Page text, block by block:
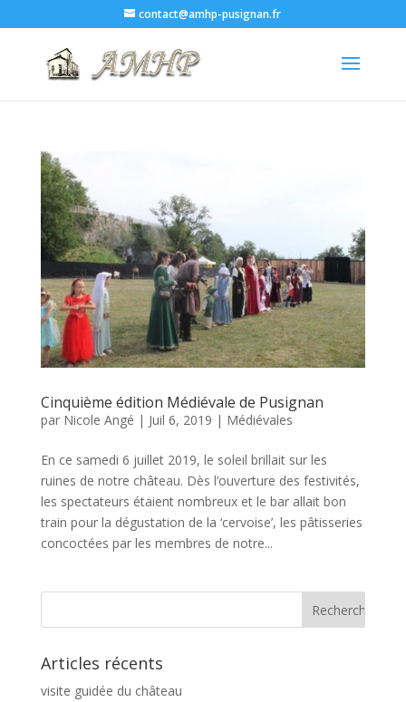
contact@amhp-pusignan.fr
Cinquième édition Médiévale de Pusignan
par Nicole Angé | Juil 6, 2019 | Médiévales
En ce samedi 6 juillet 2019, le soleil brillait sur les
ruines de notre château. Dès l’ouverture des festivités,
les spectateurs étaient nombreux et le bar allait bon
train pour la dégustation de la ‘cervoise’, les pâtisseries
concoctées par les membres de notre...
Articles récents
visite guidée du château